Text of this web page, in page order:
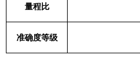
量程比
准确度等级